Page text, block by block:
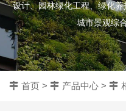
设计、园林绿化工程、绿化
城市景观综
首页 > 产品中心 >